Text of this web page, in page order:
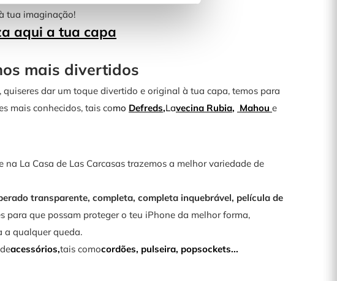
tua imaginação!
aqui a tua capa
mais divertidos
quiseres dar um toque divertido e original à tua capa, temos para
mais conhecidos, tais como Defreds,Lavecina Rubia, Mahou e
La Casa de Las Carcasas trazemos a melhor variedade de
transparente, completa, completa inquebrável, película de
para que possam proteger o teu iPhone da melhor forma,
a qualquer queda.
acessórios,tais comocordões, pulseira, popsockets...